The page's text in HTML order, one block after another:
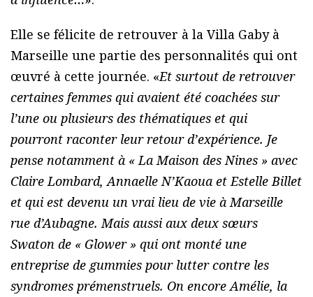
Elle se félicite de retrouver à la Villa Gaby à
Marseille une partie des personnalités qui ont
œuvré à cette journée. «Et surtout de retrouver
certaines femmes qui avaient été coachées sur
l’une ou plusieurs des thématiques et qui
pourront raconter leur retour d’expérience. Je
pense notamment à « La Maison des Nines » avec
Claire Lombard, Annaelle N’Kaoua et Estelle Billet
et qui est devenu un vrai lieu de vie à Marseille
rue d’Aubagne. Mais aussi aux deux sœurs
Swaton de « Glower » qui ont monté une
entreprise de gummies pour lutter contre les
syndromes prémenstruels. On encore Amélie, la